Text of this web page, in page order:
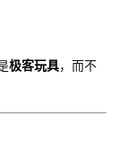
极客玩具，而不